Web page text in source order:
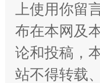
上使用你留
布在本网及
论和投稿，
站不得转载